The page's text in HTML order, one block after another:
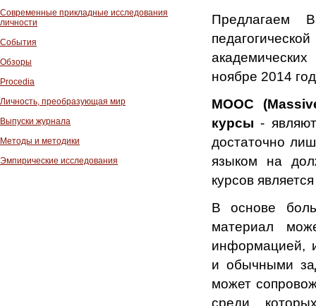
Современные прикладные исследования
личности
События
Обзоры
Procedia
Личность, преобразующая мир
Выпуски журнала
Методы и методики
Эмпирические исследования
Предлагаем
ноябре 2014
МООС (
курсы -
достаточно
языком на
курсов
В основе
материал
информацией,
и обычными
может
среди